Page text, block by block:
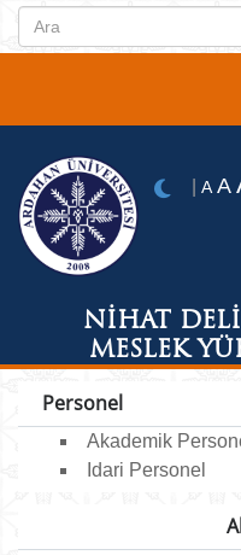
NİHAT
MESLEK
A A
Personel
Akademik
Idari Personel